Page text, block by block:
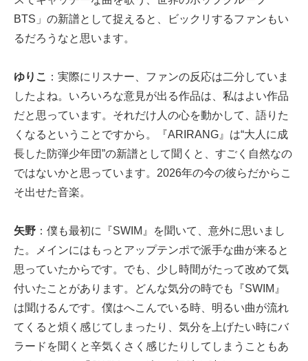
BTS」の新譜として捉えると、ビックリするファンもい
るだろうなと思います。
ゆりこ
：実際にリスナー、ファンの反応は二分していま
したよね。いろいろな意見が出る作品は、私はよい作品
だと思っています。それだけ人の心を動かして、語りた
くなるということですから。『ARIRANG』は“大人に成
長した防弾少年団”の新譜として聞くと、すごく自然なの
ではないかと思っています。2026年の今の彼らだからこ
そ出せた音楽。
矢野 ：僕も最初に『SWIM』を聞いて、意外に思いまし
た。メインにはもっとアップテンポで派手な曲が来ると
思っていたからです。でも、少し時間がたって改めて気
付いたことがあります。どんな気分の時でも『SWIM』
は聞けるんです。僕はへこんでいる時、明るい曲が流れ
てくると煩く感じてしまったり、気分を上げたい時にバ
ラードを聞くと辛気くさく感じたりしてしまうこともあ